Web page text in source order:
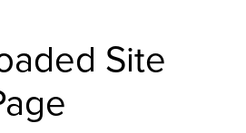
Site